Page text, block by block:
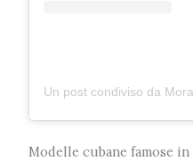
Modelle cubane famose